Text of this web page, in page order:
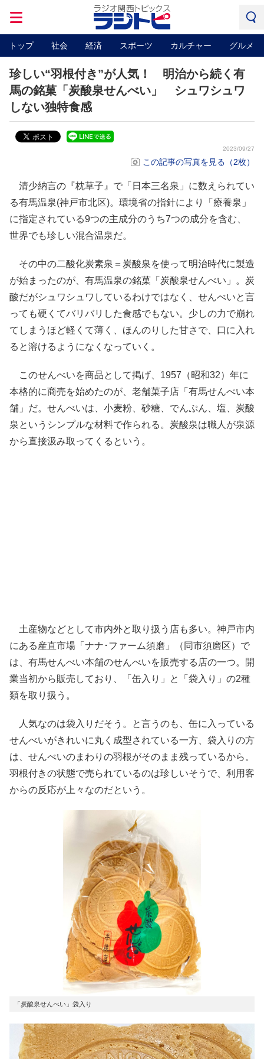
トップ 社会 経済 スポーツ カルチャー グルメ
珍しい“羽根付き”が人気！ 明治から続く有
馬の銘菓「炭酸泉せんべい」 シュワシュワ
しない独特食感
2023/09/27
この記事の写真を見る（2枚）
清少納言の『枕草子』で「日本三名泉」に数えられてい
る有馬温泉(神戸市北区)。環境省の指針により「療養泉」
に指定されている9つの主成分のうち7つの成分を含む、
世界でも珍しい混合温泉だ。
その中の二酸化炭素泉＝炭酸泉を使って明治時代に製造
が始まったのが、有馬温泉の銘菓「炭酸泉せんべい」。炭
酸だがシュワシュワしているわけではなく、せんべいと言
っても硬くてバリバリした食感でもない。少しの力で崩れ
てしまうほど軽くて薄く、ほんのりした甘さで、口に入れ
ると溶けるようになくなっていく。
このせんべいを商品として掲げ、1957（昭和32）年に
本格的に商売を始めたのが、老舗菓子店「有馬せんべい本
舗」だ。せんべいは、小麦粉、砂糖、でんぷん、塩、炭酸
泉というシンプルな材料で作られる。炭酸泉は職人が泉源
から直接汲み取ってくるという。
土産物などとして市内外と取り扱う店も多い。神戸市内
にある産直市場「ナナ･ファーム須磨」（同市須磨区）で
は、有馬せんべい本舗のせんべいを販売する店の一つ。開
業当初から販売しており、「缶入り」と「袋入り」の2種
類を取り扱う。
人気なのは袋入りだそう。と言うのも、缶に入っている
せんべいがきれいに丸く成型されている一方、袋入りの方
は、せんべいのまわりの羽根がそのまま残っているから。
羽根付きの状態で売られているのは珍しいそうで、利用客
からの反応が上々なのだという。
「炭酸泉せんべい」袋入り